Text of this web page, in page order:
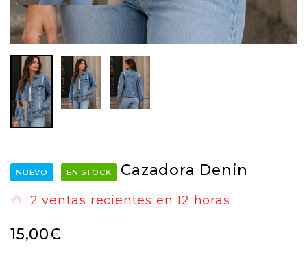
NUEVO EN STOCK Cazadora Denin
2 ventas recientes en12 horas
15,00€